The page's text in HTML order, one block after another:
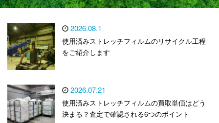
2026.08.1
使用済みストレッチフィルムのリサイクル工程
をご紹介します
2026.07.21
使用済みストレッチフィルムの買取単価はどう
決まる？査定で確認される6つのポイント